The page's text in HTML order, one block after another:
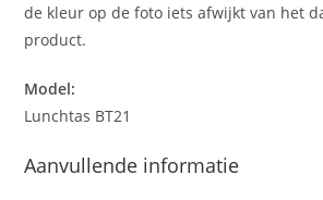
de kleur op de foto iets afwijkt van het
product.
Model:
Lunchtas BT21
Aanvullende informatie